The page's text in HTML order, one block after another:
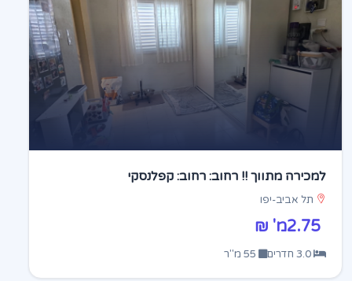
למכירה מתווך !! רחוב: רחוב: קפלנסקי
תל אביב-יפו
2.75מ' ₪